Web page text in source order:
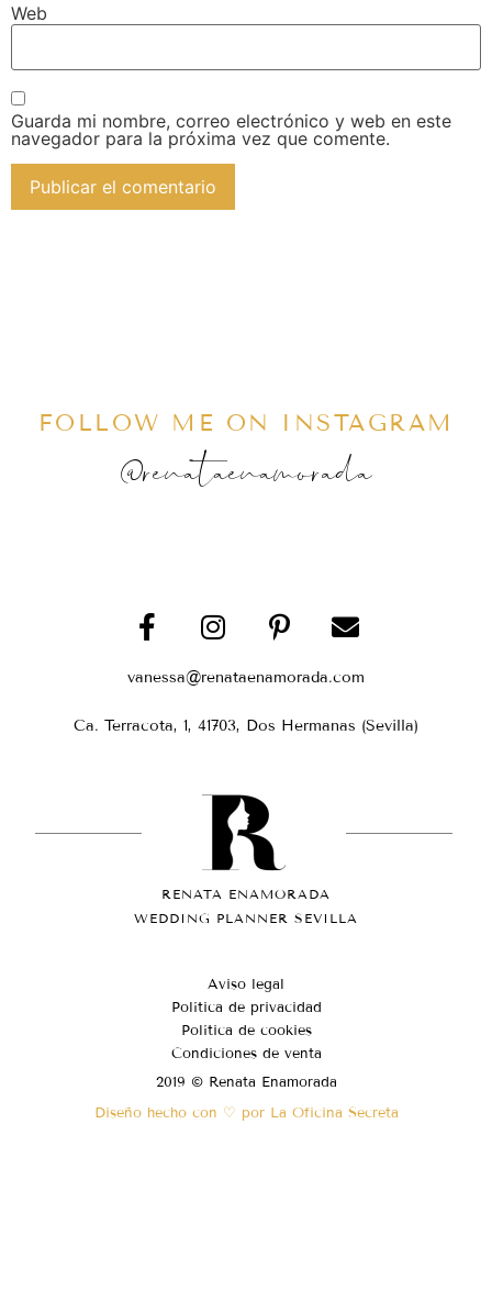
Web
Guarda mi nombre, correo electrónico y web en este
navegador para la próxima vez que comente.
FOLLOW ME ON INSTAGRAM
@renataenamorada
vanessa@renataenamorada.com
Ca. Terracota, 1, 41703, Dos Hermanas (Sevilla)
RENATA ENAMORADA
WEDDING PLANNER SEVILLA
Aviso legal
Política de privacidad
Política de cookies
Condiciones de venta
2019 © Renata Enamorada
Diseño hecho con ♡ por La Oficina Secreta